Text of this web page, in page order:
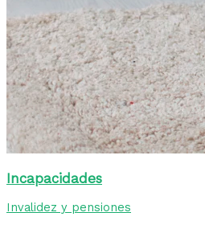
Incapacidades
Invalidez y pensiones